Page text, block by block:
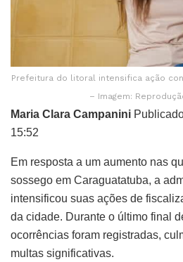
Prefeitura do litoral intensifica ação
– Imagem:
Maria Clara Campanini
15:52
Em resposta a um aumento nas
sossego em Caraguatatuba, a
intensificou suas ações de
da cidade. Durante o último final
ocorrências foram registradas,
multas significativas.